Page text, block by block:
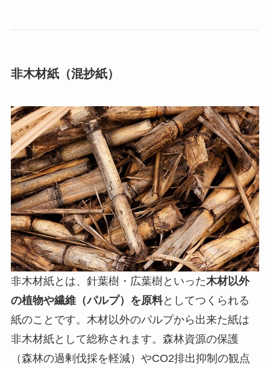
非木材紙（混抄紙）
非木材紙とは、針葉樹・広葉樹といった木材以外
の植物や繊維（パルプ）を原料としてつくられる
紙のことです。木材以外のパルプから出来た紙は
非木材紙として総称されます。森林資源の保護
（森林の過剰伐採を軽減）やCO2排出抑制の観点